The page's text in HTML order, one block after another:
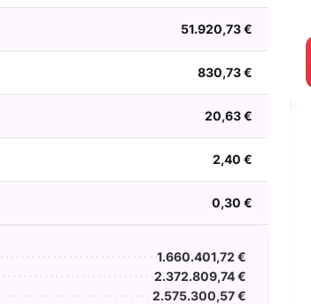
51.920,73 €
830,73 €
20,63 €
2,40 €
0,30 €
1.660.401,72 €
2.372.809,74 €
2.575.300,57 €